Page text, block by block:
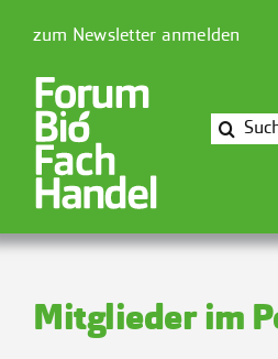
Inhaltzum Newsletter anmelden
Suche
Forum Biofachhandel
Mitglieder im